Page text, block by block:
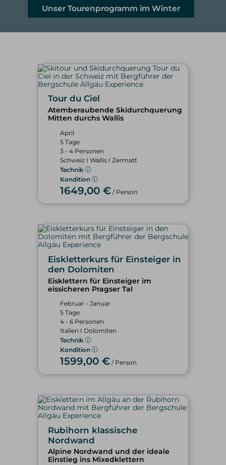
Unser Tourenprogramm im Winter
Tour du Ciel
Atemberaubende Skidurchquerung
Mitten durchs Wallis
April
5 Tage
3 - 4 Personen
Schweiz I Wallis I Zermatt
Technik
Kondition
1649,00 € / Person
Eiskletterkurs für Einsteiger in
den Dolomiten
Eisklettern für Einsteiger im
eissicheren Pragser Tal
Februar - Januar
5 Tage
4 - 6 Personen
Italien I Dolomiten
Technik
Kondition
1599,00 € / Person
Rubihorn klassische
Nordwand
Alpine Nordwand und der ideale
Einstieg ins Mixedklettern